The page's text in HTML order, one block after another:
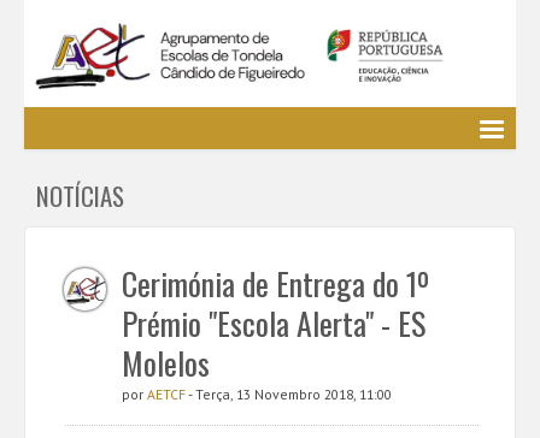
EE / Alunos
Cursos Profissionais
Bibliotecas
Media AETCF
Legislação
NOTÍCIAS
Cerimónia de Entrega do 1º
Prémio "Escola Alerta" - ES
Molelos
por AETCF- Terça, 13 Novembro 2018, 11:00